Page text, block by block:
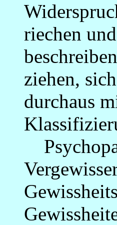
riechen
ziehen,
durchaus